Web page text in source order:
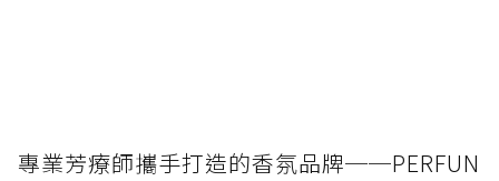
專業芳療師攜手打造的香氛品牌──PERFUN